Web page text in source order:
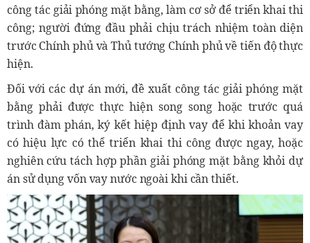
công tác giải phóng mặt bằng, làm cơ sở để triển khai thi
công; người đứng đầu phải chịu trách nhiệm toàn diện
trước Chính phủ và Thủ tướng Chính phủ về tiến độ thực
hiện.
Đối với các dự án mới, đề xuất công tác giải phóng mặt
bằng phải được thực hiện song song hoặc trước quá
trình đàm phán, ký kết hiệp định vay để khi khoản vay
có hiệu lực có thể triển khai thi công được ngay, hoặc
nghiên cứu tách hợp phần giải phóng mặt bằng khỏi dự
án sử dụng vốn vay nước ngoài khi cần thiết.